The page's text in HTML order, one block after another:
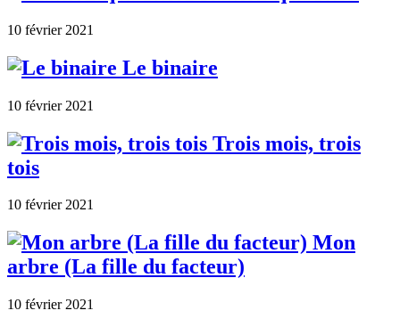
10 février 2021
Le binaire
10 février 2021
Trois mois, trois
tois
10 février 2021
Mon
arbre (La fille du facteur)
10 février 2021